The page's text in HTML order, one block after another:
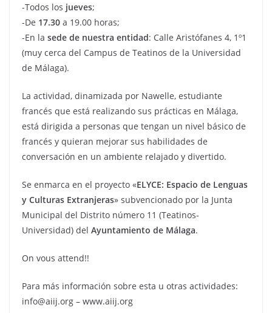
-Todos los jueves;
-De 17.30 a 19.00 horas;
-En la sede de nuestra entidad: Calle Aristófanes 4, 1º1
(muy cerca del Campus de Teatinos de la Universidad
de Málaga).
La actividad, dinamizada por Nawelle, estudiante
francés que está realizando sus prácticas en Málaga,
está dirigida a personas que tengan un nivel básico de
francés y quieran mejorar sus habilidades de
conversación en un ambiente relajado y divertido.
Se enmarca en el proyecto «ELYCE: Espacio de Lenguas
y Culturas Extranjeras» subvencionado por la Junta
Municipal del Distrito número 11 (Teatinos-
Universidad) del Ayuntamiento de Málaga.
On vous attend!!
Para más información sobre esta u otras actividades:
info@aiij.org – www.aiij.org